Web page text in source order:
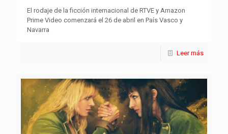
El rodaje de la ficción internacional de RTVE y Amazon
Prime Video comenzará el 26 de abril en País Vasco y
Navarra
Leer más